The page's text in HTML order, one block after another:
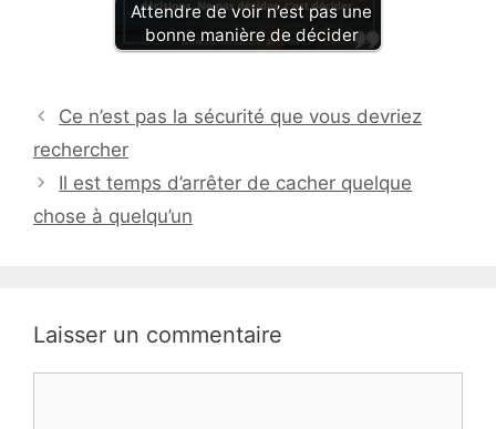
Attendre de voir n’est pas une
bonne manière de décider
Ce n’est pas la sécurité que vous devriez
rechercher
Il est temps d’arrêter de cacher quelque
chose à quelqu’un
Laisser un commentaire